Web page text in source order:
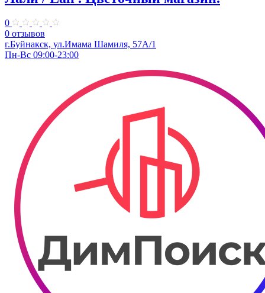
0
0 отзывов
г.Буйнакск, ул.​​Имама Шамиля, 57А/1
Пн-Вс 09:00-23:00